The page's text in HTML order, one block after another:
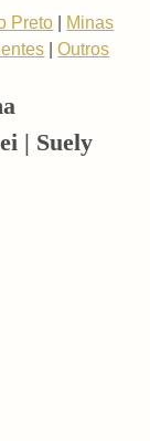
Preto
Minas
|Outros
| Suely